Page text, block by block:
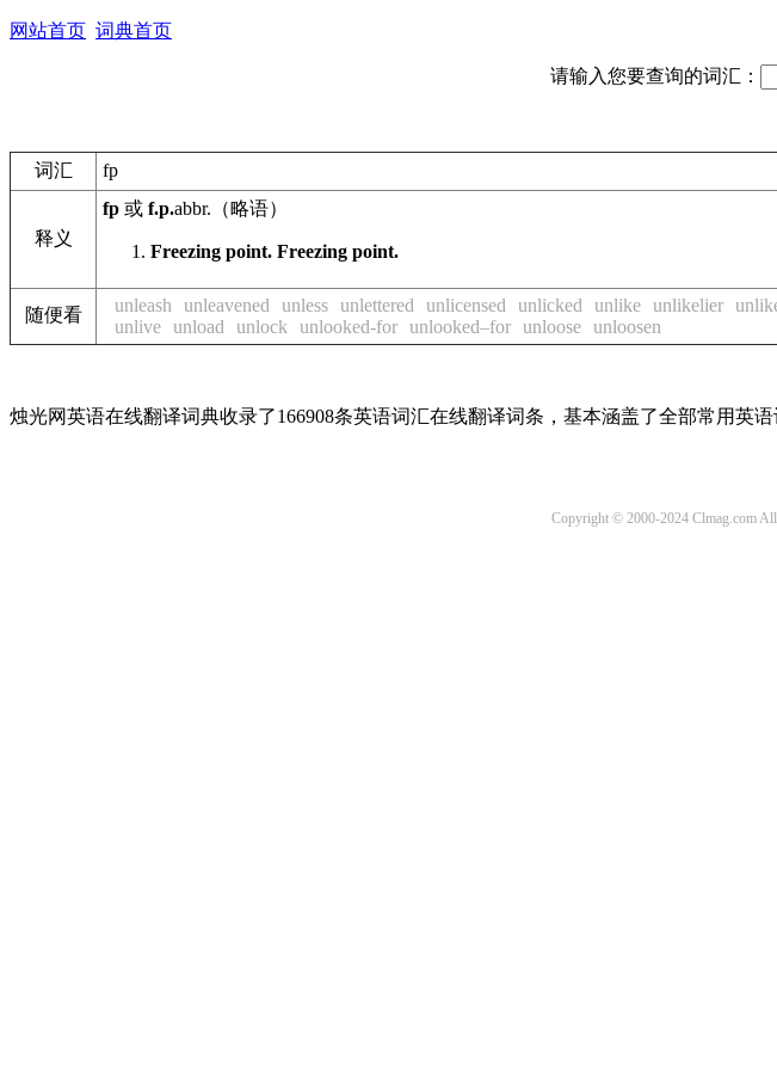
网站首页 词典首页
请输入您要查询的词汇：
词汇 fp
释义
fp 或 f.p.abbr. （略语）
Freezing point. Freezing point.
随便看 unleash unleavened unless unlettered unlicensed unlicked unlike unlikelier
unlive unload unlock unlooked-for unlooked–for unloose unloosen
烛光网英语在线翻译词典收录了166908条英语词汇在线翻译词条，基本涵盖了全部常用英
Copyright © 2000-2024 Clmag.com